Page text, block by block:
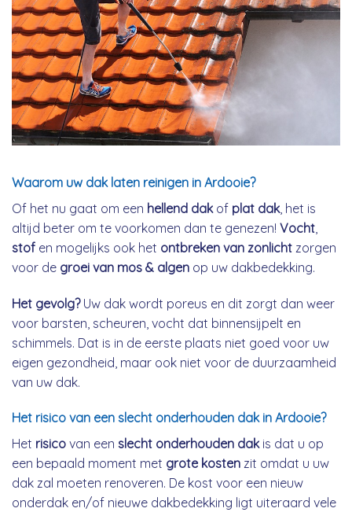
Waarom uw dak laten reinigen in Ardooie?
Of het nu gaat om een hellend dakof plat dak, het is
altijd beter om te voorkomen dan te genezen! Vocht
stof en mogelijks ook het ontbreken van zonlicht zorgen
voor de groei van mos & algen op uw dakbedekking.
Het gevolg?Uw dak wordt poreus en dit zorgt dan weer
voor barsten, scheuren, vocht dat binnensijpelt en
schimmels. Dat is in de eerste plaats niet goed voor uw
eigen gezondheid, maar ook niet voor de duurzaamheid
van uw dak.
Het risico van een slecht onderhouden dak in Ardooie?
Het risico van een slecht onderhouden dakis dat u op
een bepaald moment met grote kosten zit omdat u uw
dak zal moeten renoveren. De kost voor een nieuw
onderdak en/of nieuwe dakbedekking ligt uiteraard vele